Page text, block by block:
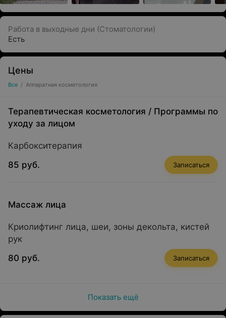
Работа в выходные дни (Стоматологии)
Есть
Цены
Все / Аппаратная косметология
Терапевтическая косметология / Программы по
уходу за лицом
Карбокситерапия
85 руб.
Записаться
Массаж лица
Криолифтинг лица, шеи, зоны декольта, кистей
рук
80 руб.
Записаться
Показать ещё